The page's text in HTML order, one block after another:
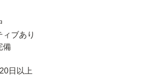
ィブあり
備
日以上